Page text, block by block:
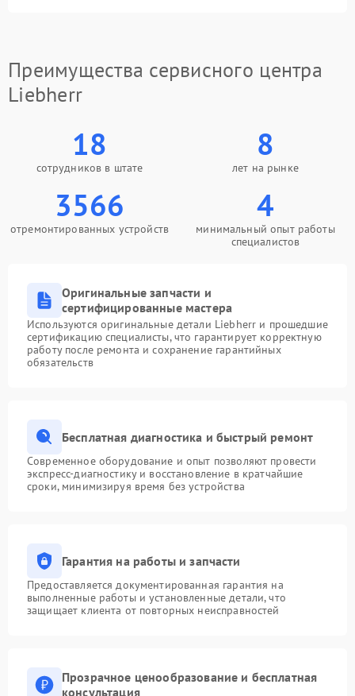
Преимущества сервисного центра
Liebherr
18
сотрудников в штате
8
лет на рынке
3566
отремонтированных устройств
4
минимальный опыт работы
специалистов
Оригинальные запчасти и
сертифицированные мастера
Используются оригинальные детали Liebherr и прошедшие
сертификацию специалисты, что гарантирует корректную
работу после ремонта и сохранение гарантийных
обязательств
Бесплатная диагностика и быстрый ремонт
Современное оборудование и опыт позволяют провести
экспресс-диагностику и восстановление в кратчайшие
сроки, минимизируя время без устройства
Гарантия на работы и запчасти
Предоставляется документированная гарантия на
выполненные работы и установленные детали, что
защищает клиента от повторных неисправностей
Прозрачное ценообразование и бесплатная
консультация